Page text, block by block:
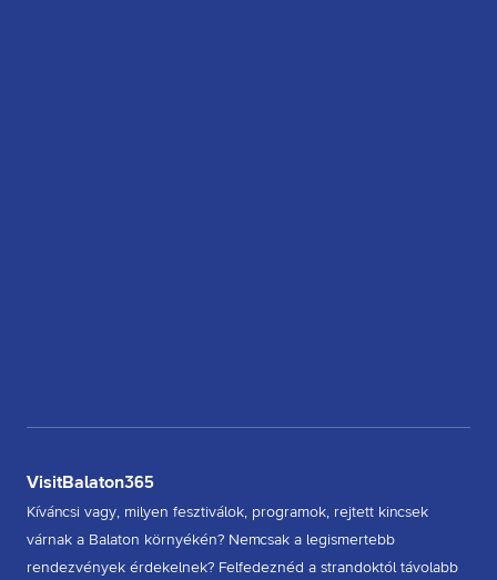
VisitBalaton365
Kíváncsi vagy, milyen fesztiválok, programok, rejtett kincsek
várnak a Balaton környékén? Nemcsak a legismertebb
rendezvények érdekelnek? Felfedeznéd a strandoktól távolabb